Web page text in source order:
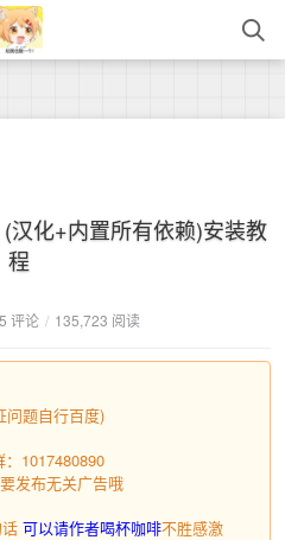
汉化+内置所有依赖)安装教
程
评论 / 135,723 阅读
问题自行百度)
1017480890
发布无关广告哦
可以请作者喝杯咖啡不胜感激